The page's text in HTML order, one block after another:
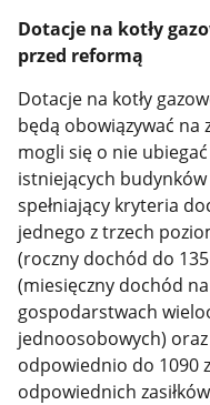
Dotacje na kotły
przed reformą
Dotacje na kotły
będą obowiązywać na
mogli się o nie ubiegać
istniejących
spełniający kryteria
jednego z trzech
(roczny dochód do
(miesięczny dochód
gospodarstwach
jednoosobowych)
odpowiednio do 1090
odpowiednich